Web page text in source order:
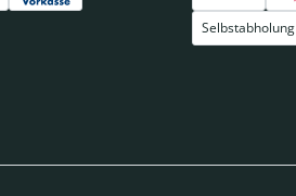
Selbstabholung